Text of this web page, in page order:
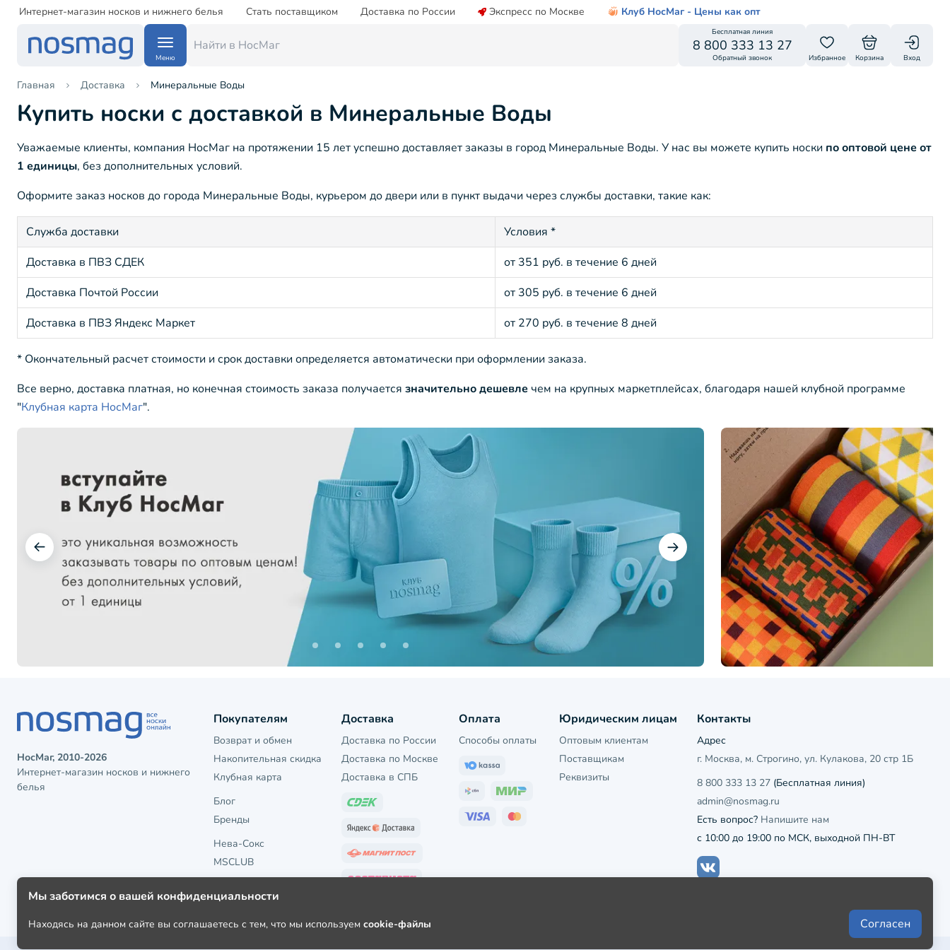
Интернет-магазин носков и нижнего белья Стать поставщиком Доставка по России Экспресс по Москве Клуб НосМаг - Цены как опт
Меню
Бесплатная линия
8 800 333 13 27
Обратный звонок Избранное Корзина Вход
Главная Доставка Минеральные Воды
Купить носки с доставкой в Минеральные Воды
Уважаемые клиенты, компания НосМаг на протяжении 15 лет успешно доставляет заказы в город Минеральные Воды. У нас вы можете купить носки по оптовой цене от
1 единицы, без дополнительных условий.
Оформите заказ носков до города Минеральные Воды, курьером до двери или в пункт выдачи через службы доставки, такие как:
Служба доставки
Условия *
Доставка в ПВЗ СДЕК
от 351 руб. в течение 6 дней
Доставка Почтой России
от 305 руб. в течение 6 дней
Доставка в ПВЗ Яндекс Маркет
от 270 руб. в течение 8 дней
* Окончательный расчет стоимости и срок доставки определяется автоматически при оформлении заказа.
Все верно, доставка платная, но конечная стоимость заказа получается значительно дешевле чем на крупных маркетплейсах, благодаря нашей клубной программе
"Клубная карта НосМаг".
НосМаг, 2010-2026
Интернет-магазин носков и нижнего
белья
Покупателям
Возврат и обмен
Накопительная скидка
Клубная карта
Блог
Бренды
Нева-Сокс
MSCLUB
Доставка
Доставка по России
Доставка по Москве
Доставка в СПБ
Оплата
Способы оплаты
Юридическим лицам
Оптовым клиентам
Поставщикам
Реквизиты
Контакты
Адрес
г. Москва, м. Строгино, ул. Кулакова, 20 стр 1Б
8 800 333 13 27(Бесплатная линия)
admin@nosmag.ru
Есть вопрос? Напишите нам
с 10:00 до 19:00 по МСК, выходной ПН-ВТ
Мы заботимся о вашей конфиденциальности
Находясь на данном сайте вы соглашаетесь с тем, что мы используем cookie-файлы Согласен